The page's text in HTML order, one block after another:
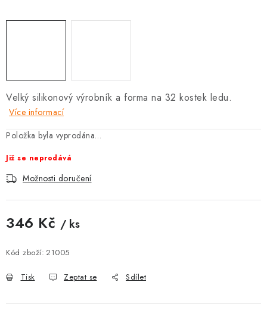
Velký silikonový výrobník a forma na 32 kostek ledu.
Více informací
Položka byla vyprodána…
Již se neprodává
Možnosti doručení
346 Kč / ks
Kód zboží: 21005
Tisk Zeptat se Sdílet